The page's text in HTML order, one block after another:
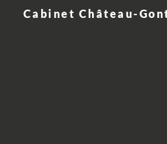
Cabinet Château-